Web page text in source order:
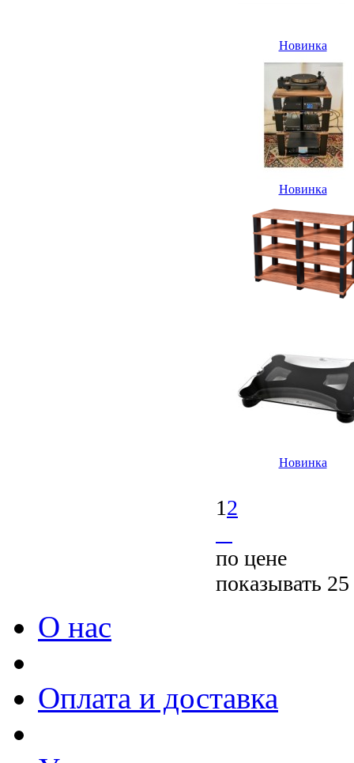
Новинка
Новинка
Новинка
12
по цене
показывать 25
О нас
Оплата и доставка